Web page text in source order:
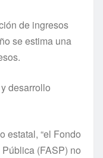
de ingresos
se estima una
desarrollo
estatal, “el Fondo
(FASP) no